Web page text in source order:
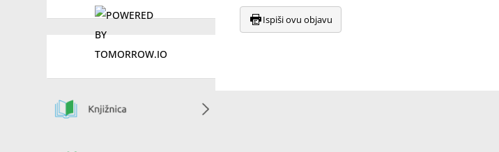
Ispiši ovu objavu